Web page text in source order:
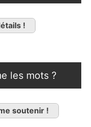
!
les mots ?
soutenir !